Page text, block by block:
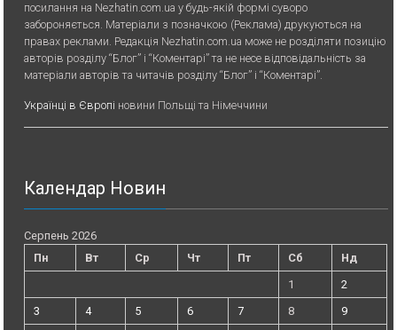
посилання на Nezhatin.com.ua у будь-якiй формi суворо
забороняється. Матеріали з позначкою (Реклама) друкуються на
правах реклами. Редакція Nezhatin.com.ua може не розділяти позицію
авторів розділу “Блог” і “Коментарі” та не несе відповідальність за
матеріали авторів та читачів розділу “Блог” і “Коментарі”.
Українці в Європі новини Польщі та Німеччини
Календар Новин
Серпень 2026
Пн
Вт Ср Чт Пт Сб
Нд
1
2
3
4 5 6 7 8 9